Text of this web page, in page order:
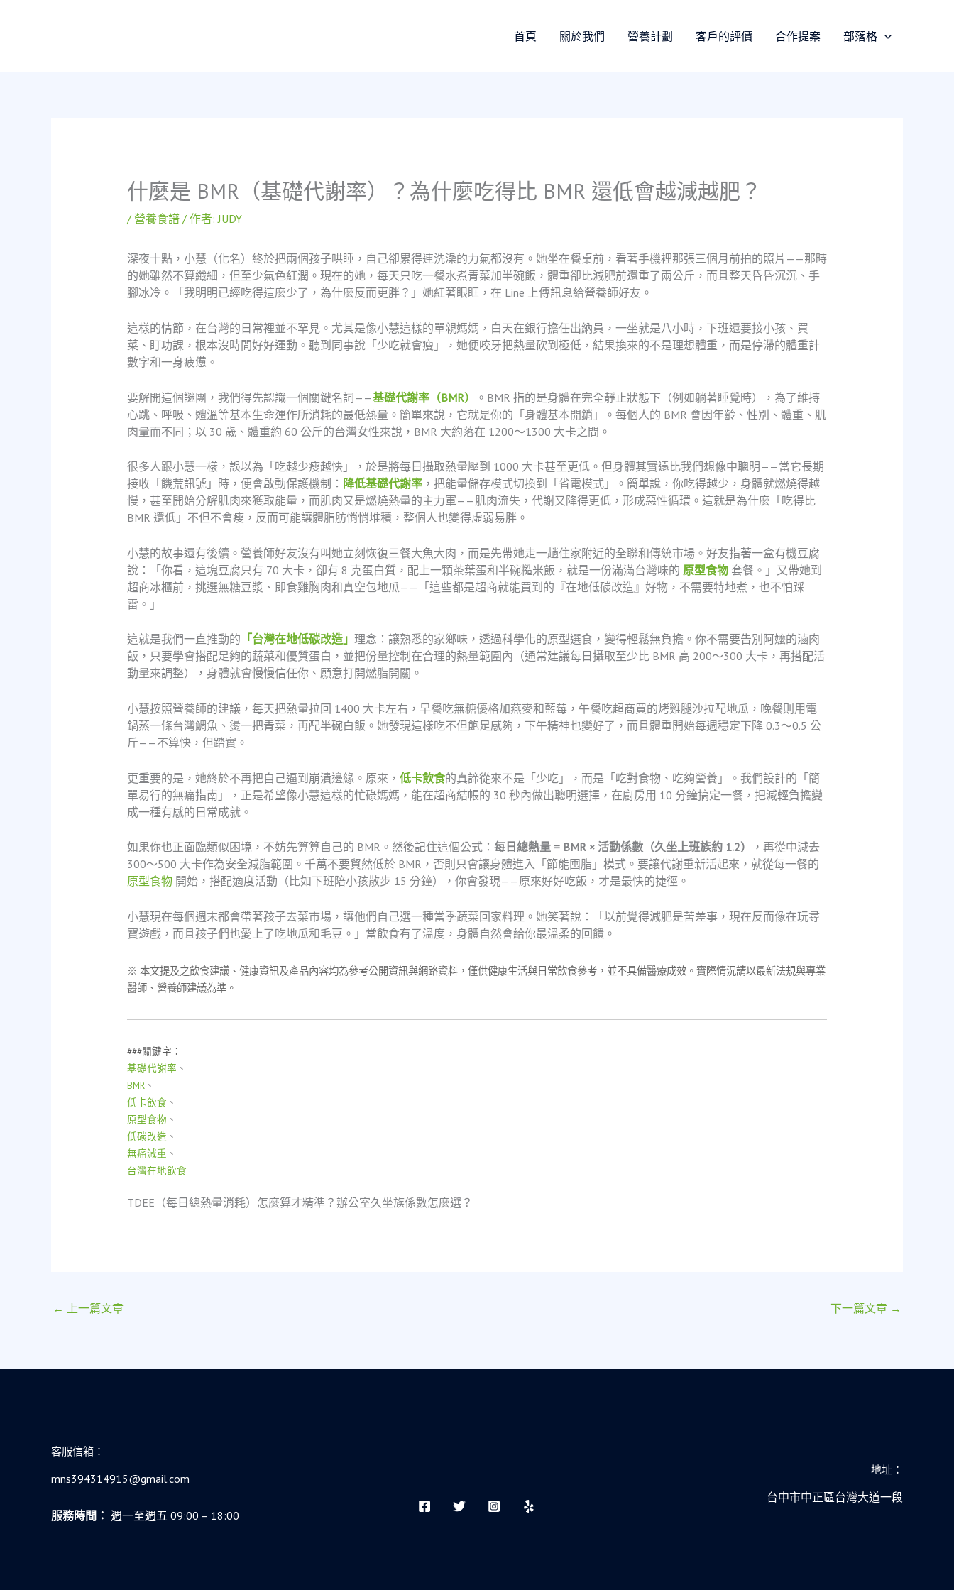
首頁 關於我們 營養計劃 客戶的評價 合作提案 部落格
什麼是 BMR（基礎代謝率）？為什麼吃得比 BMR 還低會越減越肥？
/ 營養食譜/ 作者:JUDY
深夜十點，小慧（化名）終於把兩個孩子哄睡，自己卻累得連洗澡的力氣都沒有。她坐在餐桌前，看著手機裡那張三個月前拍的照片——那時
的她雖然不算纖細，但至少氣色紅潤。現在的她，每天只吃一餐水煮青菜加半碗飯，體重卻比減肥前還重了兩公斤，而且整天昏昏沉沉、手
腳冰冷。「我明明已經吃得這麼少了，為什麼反而更胖？」她紅著眼眶，在 Line 上傳訊息給營養師好友。
這樣的情節，在台灣的日常裡並不罕見。尤其是像小慧這樣的單親媽媽，白天在銀行擔任出納員，一坐就是八小時，下班還要接小孩、買
菜、盯功課，根本沒時間好好運動。聽到同事說「少吃就會瘦」，她便咬牙把熱量砍到極低，結果換來的不是理想體重，而是停滯的體重計
數字和一身疲憊。
要解開這個謎團，我們得先認識一個關鍵名詞——基礎代謝率（BMR）
。BMR 指的是身體在完全靜止狀態下（例如躺著睡覺時），為了維持
心跳、呼吸、體溫等基本生命運作所消耗的最低熱量。簡單來說，它就是你的「身體基本開銷」。每個人的 BMR 會因年齡、性別、體重、肌
肉量而不同；以 30 歲、體重約 60 公斤的台灣女性來說，BMR 大約落在 1200～1300 大卡之間。
很多人跟小慧一樣，誤以為「吃越少瘦越快」，於是將每日攝取熱量壓到 1000 大卡甚至更低。但身體其實遠比我們想像中聰明——當它長期
接收「饑荒訊號」時，便會啟動保護機制： 降低基礎代謝率，把能量儲存模式切換到「省電模式」。簡單說，你吃得越少，身體就燃燒得越
慢，甚至開始分解肌肉來獲取能量，而肌肉又是燃燒熱量的主力軍——肌肉流失，代謝又降得更低，形成惡性循環。這就是為什麼「吃得比
BMR 還低」不但不會瘦，反而可能讓體脂肪悄悄堆積，整個人也變得虛弱易胖。
小慧的故事還有後續。營養師好友沒有叫她立刻恢復三餐大魚大肉，而是先帶她走一趟住家附近的全聯和傳統市場。好友指著一盒有機豆腐
說：「你看，這塊豆腐只有 70 大卡，卻有 8 克蛋白質，配上一顆茶葉蛋和半碗糙米飯，就是一份滿滿台灣味的 原型食物套餐。」又帶她到
超商冰櫃前，挑選無糖豆漿、即食雞胸肉和真空包地瓜——「這些都是超商就能買到的『在地低碳改造』好物，不需要特地煮，也不怕踩
雷。」
這就是我們一直推動的 「台灣在地低碳改造」 理念：讓熟悉的家鄉味，透過科學化的原型選食，變得輕鬆無負擔。你不需要告別阿嬤的滷肉
飯，只要學會搭配足夠的蔬菜和優質蛋白，並把份量控制在合理的熱量範圍內（通常建議每日攝取至少比 BMR 高 200～300 大卡，再搭配活
動量來調整），身體就會慢慢信任你、願意打開燃脂開關。
小慧按照營養師的建議，每天把熱量拉回 1400 大卡左右，早餐吃無糖優格加燕麥和藍莓，午餐吃超商買的烤雞腿沙拉配地瓜，晚餐則用電
鍋蒸一條台灣鯛魚、燙一把青菜，再配半碗白飯。她發現這樣吃不但飽足感夠，下午精神也變好了，而且體重開始每週穩定下降 0.3～0.5 公
斤——不算快，但踏實。
更重要的是，她終於不再把自己逼到崩潰邊緣。原來， 低卡飲食的真諦從來不是「少吃」，而是「吃對食物、吃夠營養」。我們設計的「簡
單易行的無痛指南」，正是希望像小慧這樣的忙碌媽媽，能在超商結帳的 30 秒內做出聰明選擇，在廚房用 10 分鐘搞定一餐，把減輕負擔變
成一種有感的日常成就。
如果你也正面臨類似困境，不妨先算算自己的 BMR。然後記住這個公式： 每日總熱量 = BMR × 活動係數（久坐上班族約 1.2）
，再從中減去
300～500 大卡作為安全減脂範圍。千萬不要貿然低於 BMR，否則只會讓身體進入「節能囤脂」模式。要讓代謝重新活起來，就從每一餐的
原型食物開始，搭配適度活動（比如下班陪小孩散步 15 分鐘），你會發現——原來好好吃飯，才是最快的捷徑。
小慧現在每個週末都會帶著孩子去菜市場，讓他們自己選一種當季蔬菜回家料理。她笑著說：「以前覺得減肥是苦差事，現在反而像在玩尋
寶遊戲，而且孩子們也愛上了吃地瓜和毛豆。」當飲食有了溫度，身體自然會給你最溫柔的回饋。
※ 本文提及之飲食建議、健康資訊及產品內容均為參考公開資訊與網路資料，僅供健康生活與日常飲食參考，並不具備醫療成效。實際情況請以最新法規與專業
醫師、營養師建議為準。
###關鍵字：
基礎代謝率 、
BMR 、
低卡飲食 、
原型食物 、
低碳改造 、
無痛減重 、
台灣在地飲食
TDEE（每日總熱量消耗）怎麼算才精準？辦公室久坐族係數怎麼選？
← 上一篇文章 下一篇文章 →
客服信箱：
mns394314915@gmail.com
服務時間： 週一至週五 09:00 – 18:00
地址：
台中市中正區台灣大道一段